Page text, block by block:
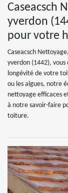
Caseacsch
yverdon
pour votre
Caseacsch
yverdon (1442),
longévité de votre
ou les algues, notre
nettoyage efficaces
à notre savoir-faire
toiture.